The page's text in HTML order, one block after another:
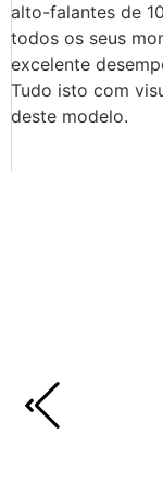
alto-falantes de
todos os seus
excelente
Tudo isto com
deste modelo.